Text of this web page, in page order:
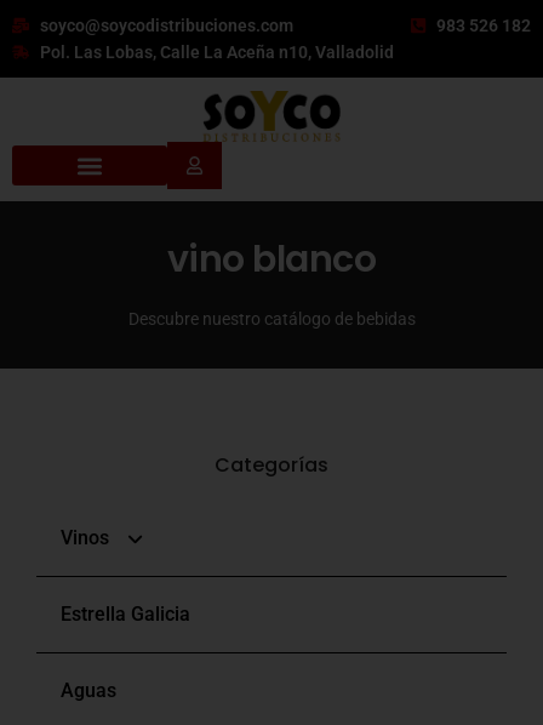
soyco@soycodistribuciones.com
983 526 182
Pol. Las Lobas, Calle La Aceña n10, Valladolid
vino blanco
Descubre nuestro catálogo de bebidas
Categorías
Vinos
Blancos
Tintos
Estrella Galicia
Aguas